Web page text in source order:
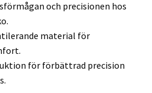
och precisionen hos
material för
för förbättrad precision